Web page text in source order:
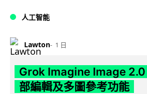
人工智能
Lawton 1 日
Grok Imagine Image 2.0
部編輯及多圖參考功能